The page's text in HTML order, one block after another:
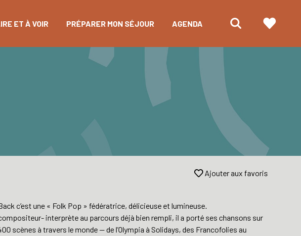
ET À VOIR PRÉPARER MON SÉJOUR AGENDA
Ajouter aux favoris
c’est une « Folk Pop » fédératrice, délicieuse et lumineuse.
interprète au parcours déjà bien rempli, il a porté ses chansons sur
scènes à travers le monde — de l’Olympia à Solidays, des Francofolies au